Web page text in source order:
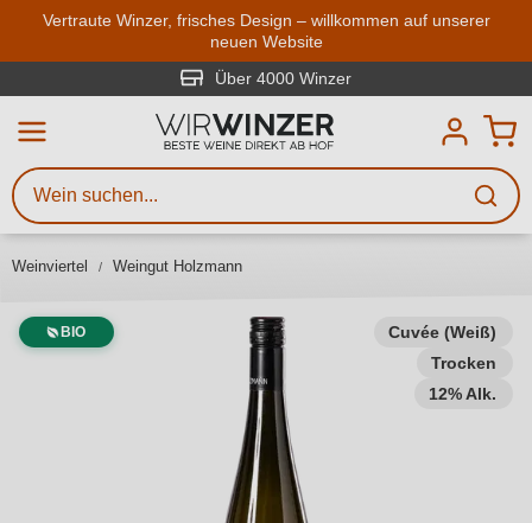
Zum Hauptinhalt springen
Vertraute Winzer, frisches Design – willkommen auf unserer
neuen Website
Über 4000 Winzer
Weinviertel Weingut Holzmann
Cuvée (Weiß)
Trocken
12% Alk.
BIO
Weinsuche
Mindestens 3 Zeichen eingeben
Beschreiben Sie, welchen Wein
Sie suchen – ob nach Geschmack,
Region, Winzer oder anderen